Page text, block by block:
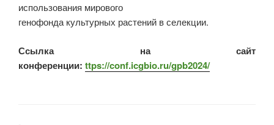
использования мирового
генофонда культурных растений в селекции.
Ссылка на сайт
конференции: ttps://conf.icgbio.ru/gpb2024/